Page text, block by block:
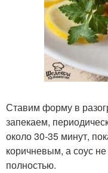
Ставим форму в
запекаем,
около 30-35 минут,
коричневым, а соус
полностью.